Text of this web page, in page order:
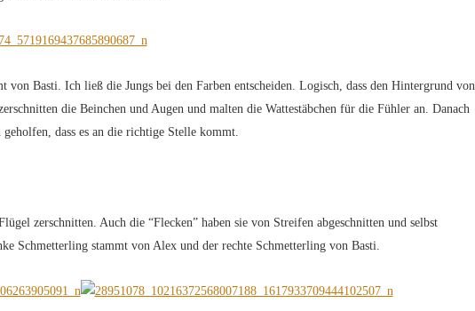
Basti. Ich ließ die Jungs bei den Farben entscheiden. Logisch, dass den Hintergrund von
die Beinchen und Augen und malten die Wattestäbchen für die Fühler an. Danach
dass es an die richtige Stelle kommt.
zerschnitten. Auch die “Flecken” haben sie von Streifen abgeschnitten und selbst
Schmetterling stammt von Alex und der rechte Schmetterling von Basti.